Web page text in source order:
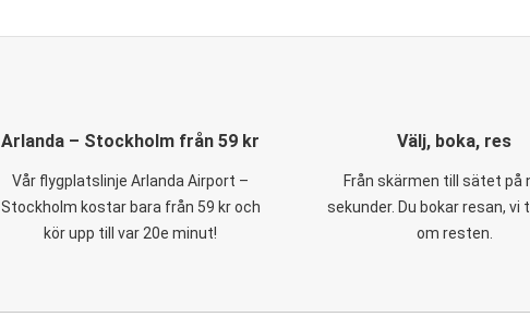
Arlanda – Stockholm från 59 kr
Vår flygplatslinje Arlanda Airport –
Stockholm kostar bara från 59 kr och
kör upp till var 20e minut!
Välj, boka, res
Från skärmen till sätet på
sekunder. Du bokar resan, vi
om resten.